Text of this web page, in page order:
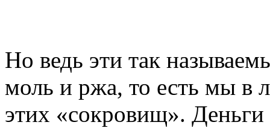
Но ведь эти так
моль и ржа, то есть мы
этих «сокровищ». Деньги